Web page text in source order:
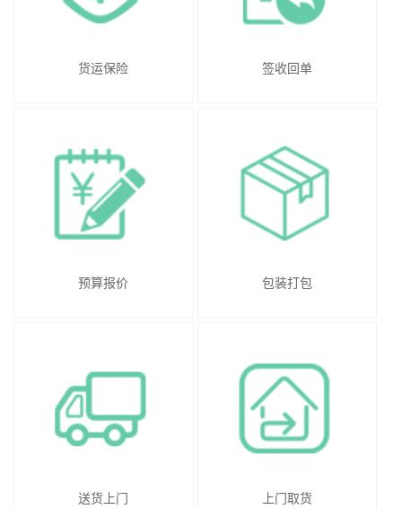
货运保险 签收回单
预算报价 包装打包
送货上门 上门取货